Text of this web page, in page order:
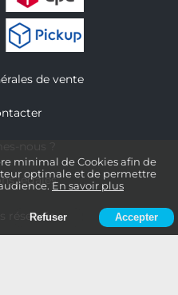
minimal de Cookies afin de
optimale et de permettre
En savoir plus
Refuser Accepter
de vente
légales
réservés